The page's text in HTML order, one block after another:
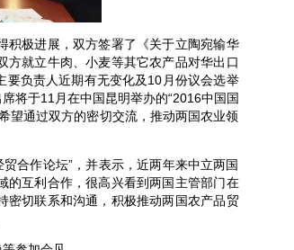
极进展，双方签署了《关于立陶宛输华
方就立牛肉、小麦等其它农产品对华出口
要负责人近期有无变化及10月份议会选举
将于11月在中国昆明举办的“2016中国国
望通过双方的密切交流，推动两国农业领
合作论坛”，并表示，近两年来中立两国
的互利合作，很高兴看到两国主管部门在
密切联系和沟通，积极推动两国农产品贸